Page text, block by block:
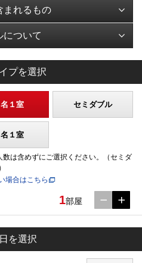
まれるもの
について
プを選択
名１室 セミダブル
名１室
は含めずにご選択ください。（セミダ
場合はこちら
1部屋
を選択